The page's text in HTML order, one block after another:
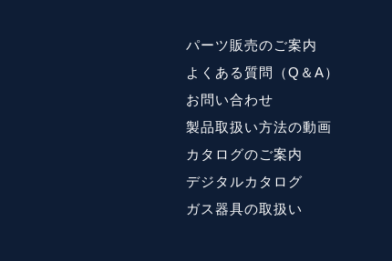
パーツ販売のご案内
よくある質問（Q＆A）
お問い合わせ
製品取扱い方法の動画
カタログのご案内
デジタルカタログ
ガス器具の取扱い